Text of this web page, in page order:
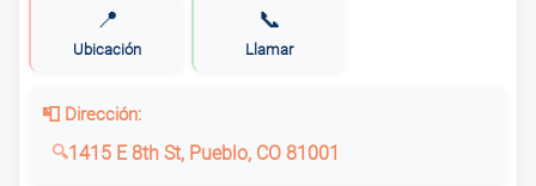
📍
Ubicación
📞
Llamar
📮 Dirección:
1415 E 8th St, Pueblo, CO 81001